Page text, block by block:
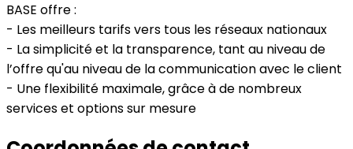
BASE offre :
- Les meilleurs tarifs vers tous les réseaux nationaux
- La simplicité et la transparence, tant au niveau de
l’offre qu'au niveau de la communication avec le client
- Une flexibilité maximale, grâce à de nombreux
services et options sur mesure